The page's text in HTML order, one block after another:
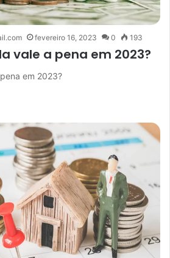
fevereiro 16, 2023 0 193
vale a pena em 2023?
em 2023?